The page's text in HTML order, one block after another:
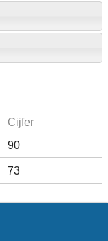
Cijfer
90
73